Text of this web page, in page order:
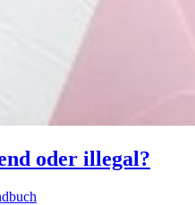
oder illegal?